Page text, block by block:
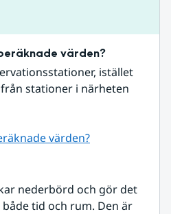
värden?
istället
stationer i närheten
värden?
nederbörd och gör det
tid och rum. Den är